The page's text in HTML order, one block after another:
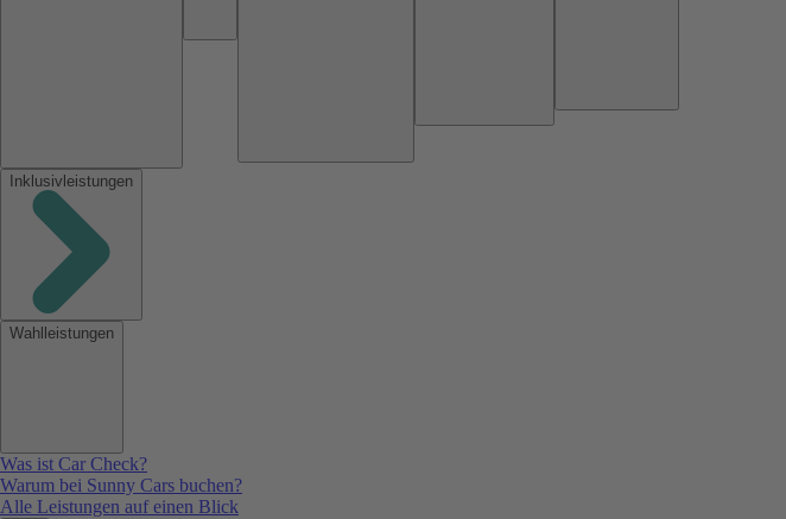
Inklusivleistungen
Wahlleistungen
Was ist Car Check?
Warum bei Sunny Cars buchen?
Alle Leistungen auf einen Blick